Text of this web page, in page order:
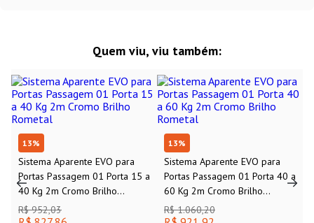
Quem viu, viu também:
13%
Sistema Aparente EVO para
Portas Passagem 01 Porta 15 a
40 Kg 2m Cromo Brilho
Rometal
R$ 952,03
13%
Sistema Aparente EVO para
Portas Passagem 01 Porta 40 a
60 Kg 2m Cromo Brilho
Rometal
R$ 1.060,20